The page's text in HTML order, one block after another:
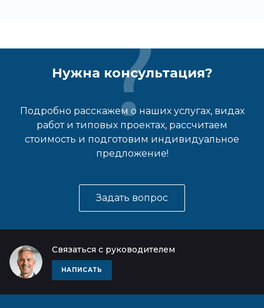
Нужна консультация?
Подробно расскажем о наших услугах, видах
работ и типовых проектах, рассчитаем
стоимость и подготовим индивидуальное
предложение!
Задать вопрос
Связаться с руководителем
НАПИСАТЬ